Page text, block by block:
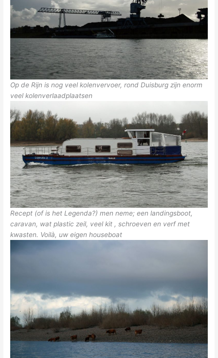
Op de Rijn is nog veel kolenvervoer, rond Duisburg zijn enorm
veel kolenverlaadplaatsen
Recept (of is het Legenda?) men neme; een landingsboot,
caravan, wat plastic zeil, veel kit , schroeven en verf met
kwasten. Voilà, uw eigen houseboat